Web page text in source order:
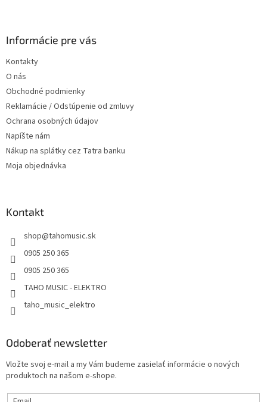
Informácie pre vás
Kontakty
O nás
Obchodné podmienky
Reklamácie / Odstúpenie od zmluvy
Ochrana osobných údajov
Napíšte nám
Nákup na splátky cez Tatra banku
Moja objednávka
Kontakt
shop@tahomusic.sk
0905 250 365
0905 250 365
TAHO MUSIC - ELEKTRO
taho_music_elektro
Odoberať newsletter
Vložte svoj e-mail a my Vám budeme zasielať informácie o nových
produktoch na našom e-shope.